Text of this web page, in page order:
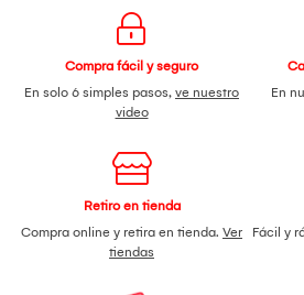
Compra fácil y seguro
En solo 6 simples pasos, ve nuestro
video
En
Retiro en tienda
Compra online y retira en tienda. Ver
tiendas
Fácil y